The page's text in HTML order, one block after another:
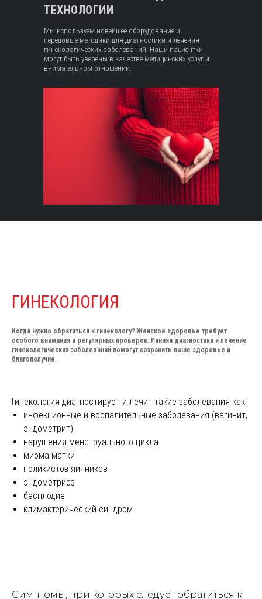
Мы используем новейшее оборудование и
передовые методики для диагностики и лечения
гинекологических заболеваний. Наши пациентки
могут быть уверены в качестве медицинских услуг и
внимательном отношении.
ТЕХНОЛОГИИ
ГИНЕКОЛОГИЯ
Когда нужно обратиться к гинекологу? Женское здоровье требует
особого внимания и регулярных проверок. Ранняя диагностика и лечение
гинекологических заболеваний помогут сохранить ваше здоровье и
благополучие.
Гинекология диагностирует и лечит такие заболевания как:
инфекционные и воспалительные заболевания (вагинит,
эндометрит)
нарушения менструального цикла
миома матки
поликистоз яичников
эндометриоз
бесплодие
климактерический синдром
Симптомы, при которых следует обратиться к
Мы заботимся о Вашем здоровье
и красоте!
Personamed
Записаться на прием ●
Записаться
на прием